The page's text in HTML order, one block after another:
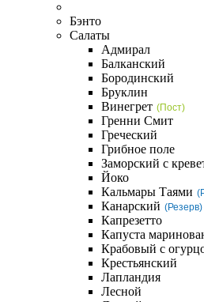
Бэнто
Салаты
Адмирал
Балканский
Бородинский
Бруклин
Винегрет (Пост)
Гренни Смит
Греческий
Грибное поле
Заморский с
Йоко
Кальмары Таями
Канарский (Резерв)
Капрезетто
Капуста
Крабовый с
Крестьянский
Лапландия
Лесной